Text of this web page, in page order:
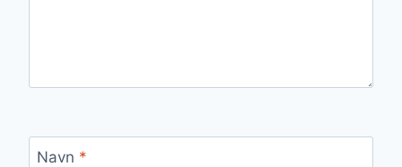
Navn *